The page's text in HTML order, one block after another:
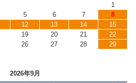
1
5 6 7
8
12 13 14
15
19 20 21
22
26 27 28
29
2026年9月